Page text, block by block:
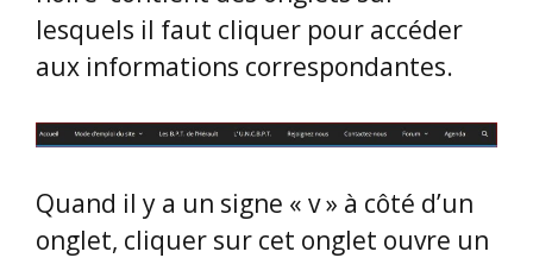
lesquels il faut cliquer pour accéder
aux informations correspondantes.
Quand il y a un signe « v » à côté d’un
onglet, cliquer sur cet onglet ouvre un